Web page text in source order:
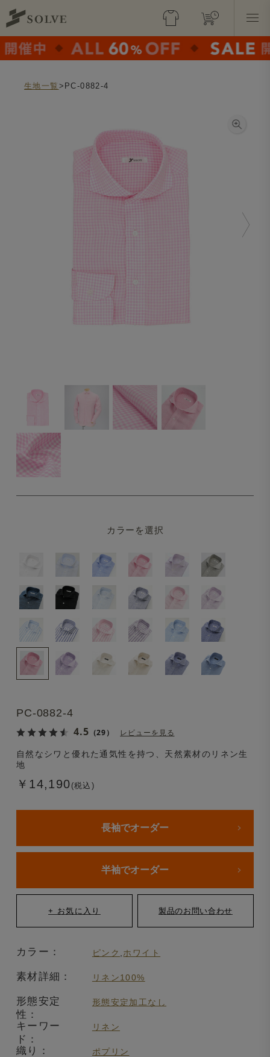
生地一覧 >PC-0882-4
PC-0882-4
4.5 （29） レビューを見る
自然なシワと優れた通気性を持つ、天然素材のリネン生
地
￥14,190 (税込)
カラーを選択
長袖でオーダー
半袖でオーダー
カラー： ピンク ホワイト
素材詳細： リネン100%
形態安定
性：
形態安定加工なし
キーワー
ド：
リネン
織り： ポプリン